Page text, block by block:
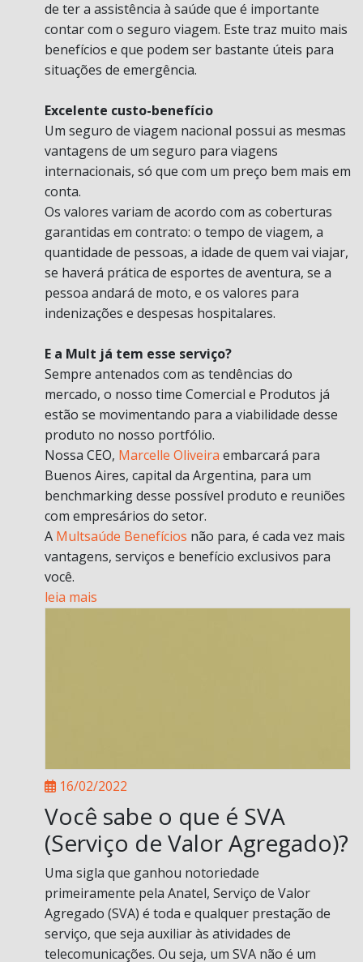
de ter a assistência à saúde que é importante
contar com o seguro viagem. Este traz muito mais
benefícios e que podem ser bastante úteis para
situações de emergência.
Excelente custo-benefício
Um seguro de viagem nacional possui as mesmas
vantagens de um seguro para viagens
internacionais, só que com um preço bem mais em
conta.
Os valores variam de acordo com as coberturas
garantidas em contrato: o tempo de viagem, a
quantidade de pessoas, a idade de quem vai viajar,
se haverá prática de esportes de aventura, se a
pessoa andará de moto, e os valores para
indenizações e despesas hospitalares.
E a Mult já tem esse serviço?
Sempre antenados com as tendências do
mercado, o nosso time Comercial e Produtos já
estão se movimentando para a viabilidade desse
produto no nosso portfólio.
Nossa CEO, Marcelle Oliveira embarcará para
Buenos Aires, capital da Argentina, para um
benchmarking desse possível produto e reuniões
com empresários do setor.
A Multsaúde Benefícios não para, é cada vez mais
vantagens, serviços e benefício exclusivos para
você.
leia mais
16/02/2022
Você sabe o que é SVA
(Serviço de Valor Agregado)?
Uma sigla que ganhou notoriedade
primeiramente pela Anatel, Serviço de Valor
Agregado (SVA) é toda e qualquer prestação de
serviço, que seja auxiliar às atividades de
telecomunicações. Ou seja, um SVA não é um